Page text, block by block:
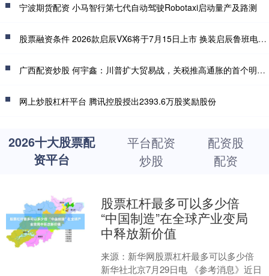
宁波期货配资 小马智行第七代自动驾驶Robotaxi启动量产及路测
股票融资条件 2026款启辰VX6将于7月15日上市 换装启辰鲁班电池2.0
广西配资炒股 何宇鑫：川普扩大贸易战，关税推高通胀的首个明确信号来了？
网上炒股杠杆平台 腾讯控股授出2393.6万股奖励股份
2026十大股票配
资平台
平台配资
炒股
配资股
配资
股票杠杆最多可以多少倍
“中国制造”在全球产业变局
中释放新价值
来源：新华网股票杠杆最多可以多少倍
新华社北京7月29日电 《参考消息》近日